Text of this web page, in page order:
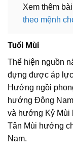
Xem thêm
theo mệnh
Tuổi Mùi
Thể hiện nguồn
đựng được áp
Hướng ngồi
hướng Đông
và hướng Kỷ Mùi
Tân Mùi hướng
Nam.